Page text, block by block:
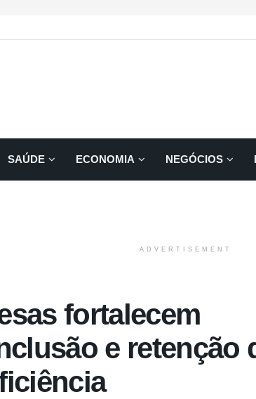
SAÚDE ECONOMIA NEGÓCIOS
ADVERTISEMENT
fortalecem
e retenção